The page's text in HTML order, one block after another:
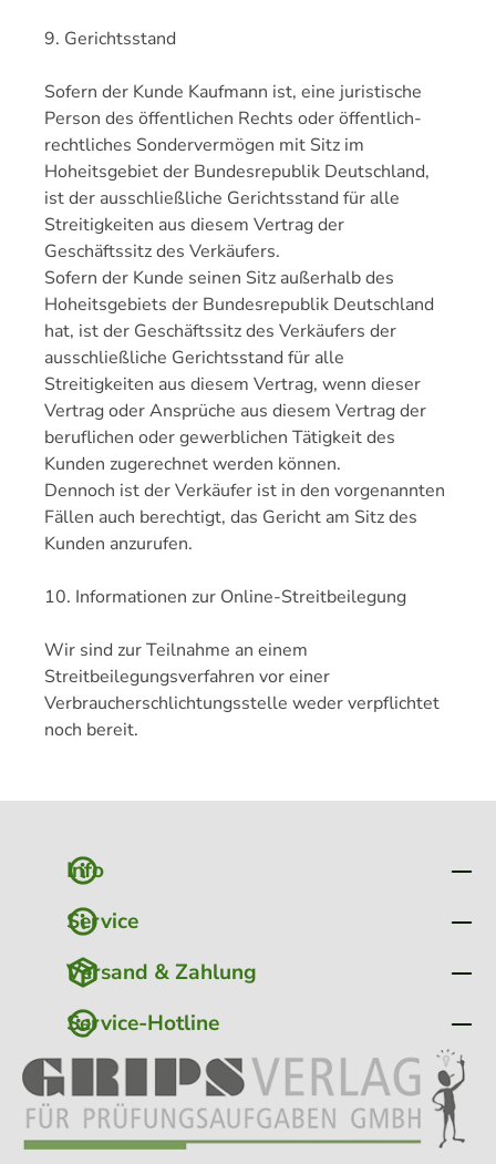
9. Gerichtsstand
Sofern der Kunde Kaufmann ist, eine juristische
Person des öffentlichen Rechts oder öffentlich-
rechtliches Sondervermögen mit Sitz im
Hoheitsgebiet der Bundesrepublik Deutschland,
ist der ausschließliche Gerichtsstand für alle
Streitigkeiten aus diesem Vertrag der
Geschäftssitz des Verkäufers.
Sofern der Kunde seinen Sitz außerhalb des
Hoheitsgebiets der Bundesrepublik Deutschland
hat, ist der Geschäftssitz des Verkäufers der
ausschließliche Gerichtsstand für alle
Streitigkeiten aus diesem Vertrag, wenn dieser
Vertrag oder Ansprüche aus diesem Vertrag der
beruflichen oder gewerblichen Tätigkeit des
Kunden zugerechnet werden können.
Dennoch ist der Verkäufer ist in den vorgenannten
Fällen auch berechtigt, das Gericht am Sitz des
Kunden anzurufen.
10. Informationen zur Online-Streitbeilegung
Wir sind zur Teilnahme an einem
Streitbeilegungsverfahren vor einer
Verbraucherschlichtungsstelle weder verpflichtet
noch bereit.
Info
Service
Versand & Zahlung
Service-Hotline